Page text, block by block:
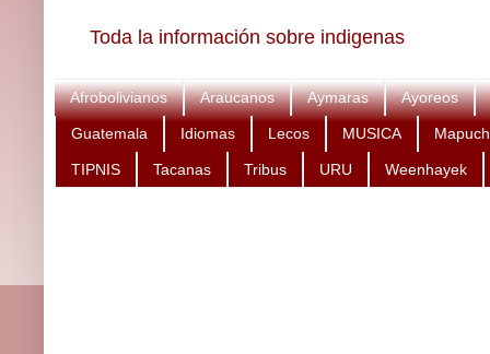
Toda la información sobre indigenas
Afrobolivianos Araucanos Aymaras Ayoreos
Guatemala Idiomas Lecos MUSICA
TIPNIS Tacanas Tribus URU Weenhayek